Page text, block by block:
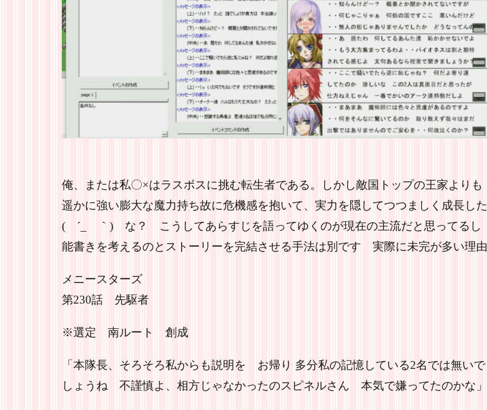
俺、または私〇×はラスボスに挑む転生者である。しかし敵国トップの王家よりも
遥かに強い膨大な魔力持ち故に危機感を抱いて、実力を隠してつつましく成長した
( ´_ゝ｀) な？ こうしてあらすじを語ってゆくのが現在の主流だと思ってるし
能書きを考えるのとストーリーを完結させる手法は別です 実際に未完が多い理由
メニースターズ
第230話 先駆者
※選定 南ルート 創成
「本隊長、そろそろ私からも説明を お帰り 多分私の記憶している2名では無いで
しょうね 不謹慎よ、相方じゃなかったのスピネルさん 本気で嫌ってたのかな」